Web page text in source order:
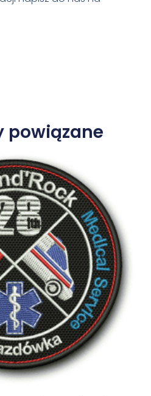
powiązane